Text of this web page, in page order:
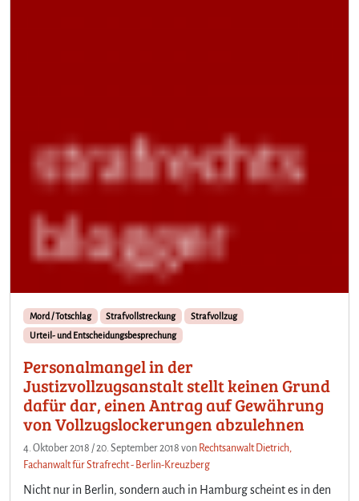
Mord / Totschlag Strafvollstreckung
Strafvollzug
Urteil- und Entscheidungsbesprechung
Personalmangel in der
Justizvollzugsanstalt stellt keinen Grund
dafür dar, einen Antrag auf Gewährung
von Vollzugslockerungen abzulehnen
4. Oktober 2018 /20. September 2018 von Rechtsanwalt Dietrich,
Fachanwalt für Strafrecht - Berlin-Kreuzberg
Nicht nur in Berlin, sondern auch in Hamburg scheint es in den